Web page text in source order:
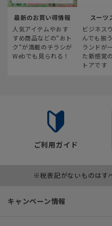
最新のお買い得情報
人気アイテムやおす
すめ商品などの“おト
ク“が満載のチラシが
Webでも見られる！
スーツ
ビジネス
んでも揃
ランドが
た新感覚
トアです
ご利用ガイド
※税表記がないものはす
キャンペーン情報